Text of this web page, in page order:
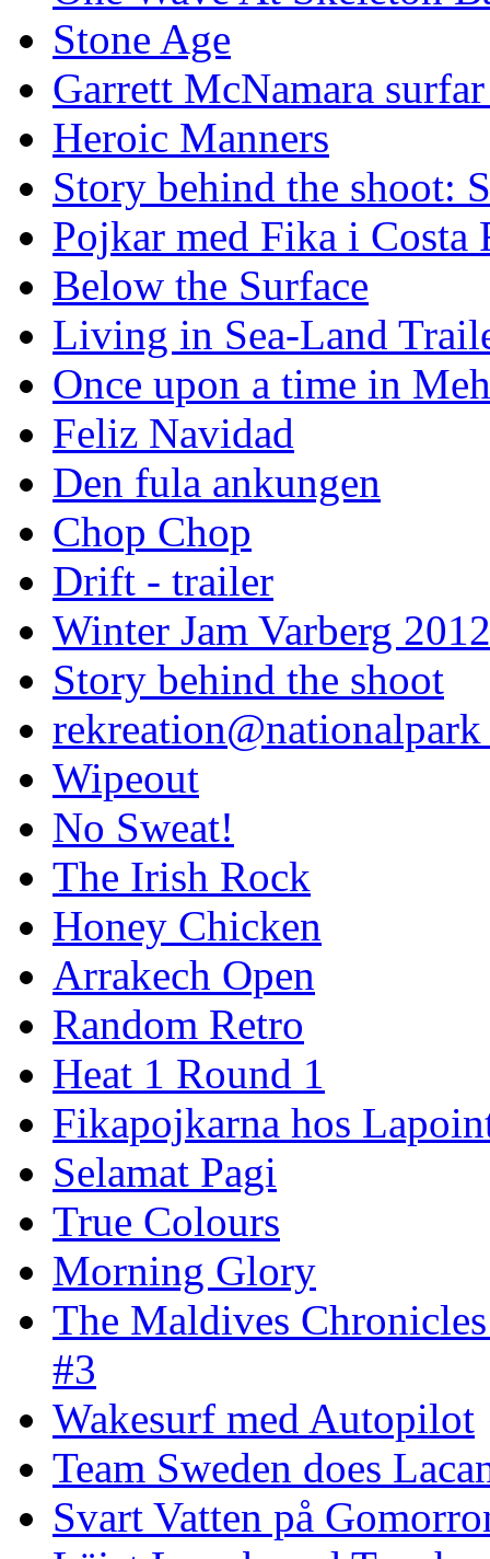
Stone Age
Garrett McNamara
Heroic Manners
Story behind the shoot:
Pojkar med Fika i Costa
Below the Surface
Living in Sea-Land
Once upon a time in
Feliz Navidad
Den fula ankungen
Chop Chop
Drift - trailer
Winter Jam Varberg 2012
Story behind the shoot
rekreation@nationalpark
Wipeout
No Sweat!
The Irish Rock
Honey Chicken
Arrakech Open
Random Retro
Heat 1 Round 1
Fikapojkarna hos
Selamat Pagi
True Colours
Morning Glory
The Maldives
#3
Wakesurf med Autopilot
Team Sweden does
Svart Vatten på